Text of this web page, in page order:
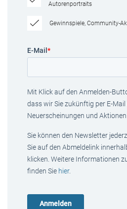
Autorenportraits
Gewinnspiele, Community-
E-Mail *
Mit Klick auf den Anmelden-
dass wir Sie zukünftig per E-Mail
Neuerscheinungen und
Sie können den Newsletter
Sie auf den Abmeldelink
klicken. Weitere Informationen
finden Sie hier.